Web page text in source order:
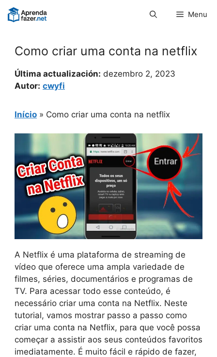
Pular
para
Menu
Como criar uma conta na netflix
Última actualización: dezembro 2, 2023
Autor: cwyfi
Início » Como criar uma conta na netflix
A Netflix é uma plataforma de streaming de
vídeo que oferece uma ampla variedade de
filmes, séries, documentários e programas de
TV. Para acessar todo esse conteúdo, é
necessário criar uma conta na Netflix. Neste
tutorial, vamos mostrar passo a passo como
criar uma conta na Netflix, para que você possa
começar a assistir aos seus conteúdos favoritos
imediatamente. É muito fácil e rápido de fazer,